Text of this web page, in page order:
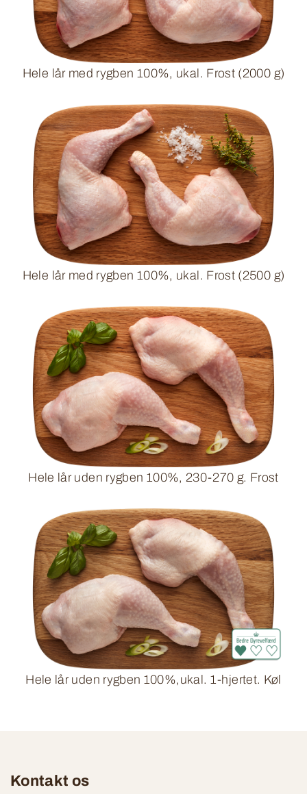
Hele lår med rygben 100%, ukal. Frost (2000 g)
Hele lår med rygben 100%, ukal. Frost (2500 g)
Hele lår uden rygben 100%, 230-270 g. Frost
Hele lår uden rygben 100%,ukal. 1-hjertet. Køl
Kontakt os